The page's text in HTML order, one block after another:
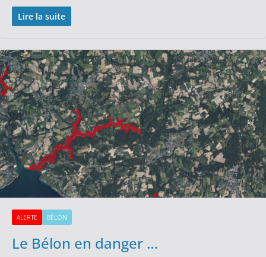
Lire la suite
ALERTE BÉLON
Le Bélon en danger …